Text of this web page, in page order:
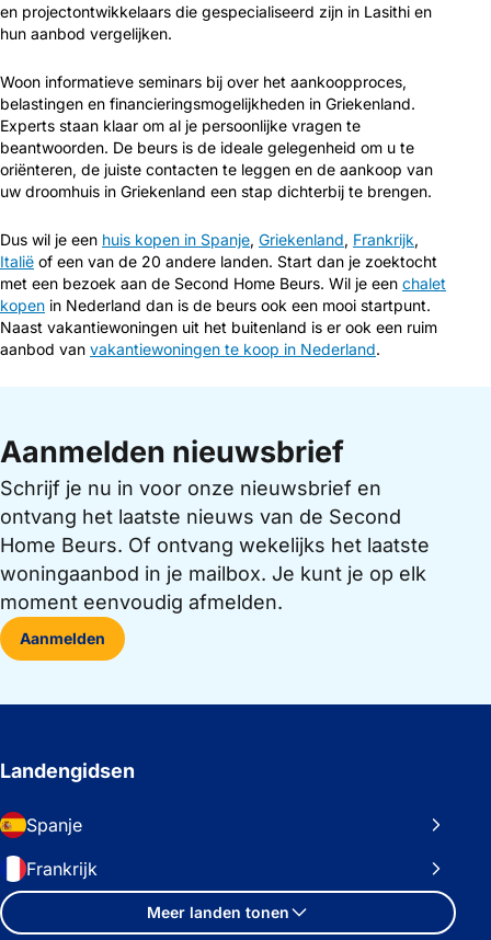
en projectontwikkelaars die gespecialiseerd zijn in Lasithi en
hun aanbod vergelijken.
Woon informatieve seminars bij over het aankoopproces,
belastingen en financieringsmogelijkheden in Griekenland.
Experts staan klaar om al je persoonlijke vragen te
beantwoorden. De beurs is de ideale gelegenheid om u te
oriënteren, de juiste contacten te leggen en de aankoop van
uw droomhuis in Griekenland een stap dichterbij te brengen.
Dus wil je een huis kopen in Spanje, Griekenland, Frankrijk,
Italië of een van de 20 andere landen. Start dan je zoektocht
met een bezoek aan de Second Home Beurs. Wil je een chalet
kopen in Nederland dan is de beurs ook een mooi startpunt.
Naast vakantiewoningen uit het buitenland is er ook een ruim
aanbod van vakantiewoningen te koop in Nederland.
Aanmelden nieuwsbrief
Schrijf je nu in voor onze nieuwsbrief en
ontvang het laatste nieuws van de Second
Home Beurs. Of ontvang wekelijks het laatste
woningaanbod in je mailbox. Je kunt je op elk
moment eenvoudig afmelden.
Aanmelden
Landengidsen
Spanje
Frankrijk
Meer landen tonen